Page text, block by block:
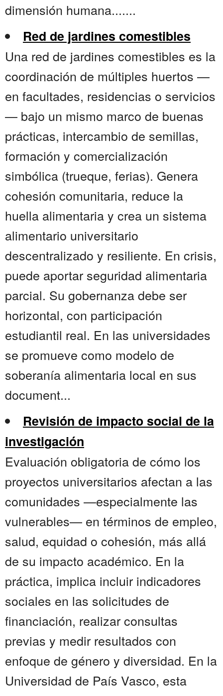
dimensión humana.......
Red de jardines comestibles
Una red de jardines comestibles es la
coordinación de múltiples huertos —
en facultades, residencias o servicios
— bajo un mismo marco de buenas
prácticas, intercambio de semillas,
formación y comercialización
simbólica (trueque, ferias). Genera
cohesión comunitaria, reduce la
huella alimentaria y crea un sistema
alimentario universitario
descentralizado y resiliente. En crisis,
puede aportar seguridad alimentaria
parcial. Su gobernanza debe ser
horizontal, con participación
estudiantil real. En las universidades
se promueve como modelo de
soberanía alimentaria local en sus
document...
Revisión de impacto social de la
investigación
Evaluación obligatoria de cómo los
proyectos universitarios afectan a las
comunidades —especialmente las
vulnerables— en términos de empleo,
salud, equidad o cohesión, más allá
de su impacto académico. En la
práctica, implica incluir indicadores
sociales en las solicitudes de
financiación, realizar consultas
previas y medir resultados con
enfoque de género y diversidad. En la
Universidad de País Vasco, esta